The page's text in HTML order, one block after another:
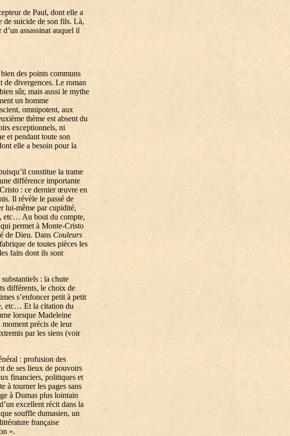
de Paul, dont elle a
de suicide de son fils. Là,
assassinat auquel il
des points communs
divergences. Le roman
sûr, mais aussi le mythe
un homme
omnipotent, aux
thème est absent du
exceptionnels, ni
et pendant toute son
elle a besoin pour la
constitue la trame
différence importante
: ce dernier œuvre en
Il révèle le passé de
lui-même par cupidité,
etc… Au bout du compte,
permet à Monte-Cristo
de Dieu. Dans Couleurs
de toutes pièces les
faits dont ils sont
: la chute
différents, le choix de
s’enfoncer petit à petit
etc… Et la citation du
lorsque Madeleine
moment précis de leur
par les siens (voir
: profusion des
de ses lieux de pouvoirs
financiers, politiques et
à tourner les pages sans
à Dumas plus lointain
excellent récit dans la
souffle dumasien, un
française
».